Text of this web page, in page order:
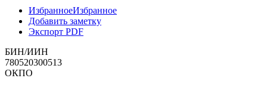
ИзбранноеИзбранное
Добавить заметку
Экспорт PDF
БИН/ИИН
780520300513
ОКПО